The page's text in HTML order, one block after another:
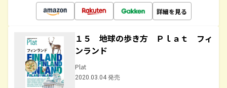
詳細を見る
１５ 地球の歩き方 Ｐｌａｔ フィ
ンランド
Plat
2020.03.04 発売